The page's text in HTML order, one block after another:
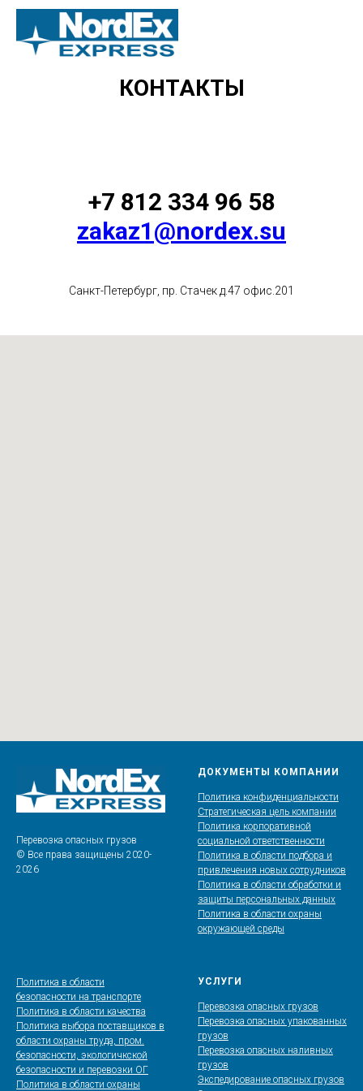
КОНТАКТЫ
+7 812 334 96 58
zakaz1@nordex.su
Санкт-Петербург, пр. Стачек д.47 офис.201
Перевозка опасных грузов
© Все права защищены 2020-
2026
ДОКУМЕНТЫ КОМПАНИИ
Политика конфиденциальности
Стратегическая цель компании
Политика корпоративной
социальной ответственности
Политика в области подбора и
привлечения новых сотрудников
Политика в области обработки и
защиты персональных данных
Политика в области охраны
окружающей среды
Политика в области
безопасности на транспорте
Политика в области качества
Политика выбора поставщиков в
области охраны труда, пром.
безопасности, экологичкской
безопасности и перевозки ОГ
Политика в области охраны
УСЛУГИ
Перевозка опасных грузов
Перевозка опасных упакованных
грузов
Перевозка опасных наливных
грузов
Экспедирование опасных грузов